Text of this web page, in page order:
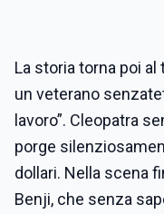
La storia torna poi al
un veterano
lavoro”. Cleopatra
porge
dollari. Nella scena
Benji, che senza